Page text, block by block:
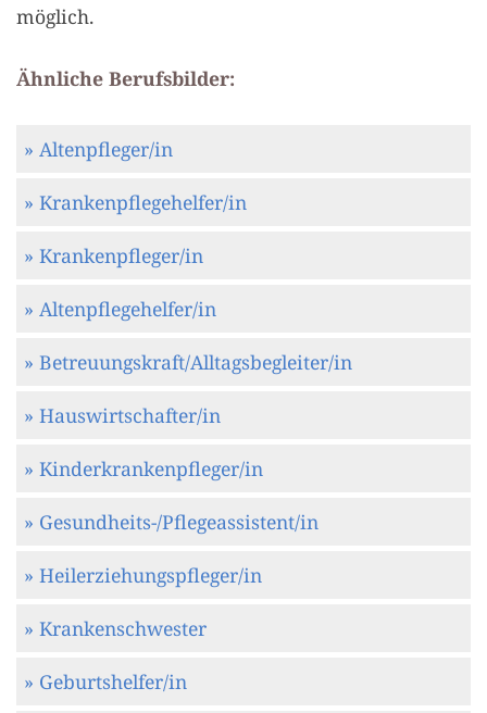
möglich.
Ähnliche Berufsbilder:
» Altenpfleger/in
» Krankenpflegehelfer/in
» Krankenpfleger/in
» Altenpflegehelfer/in
» Betreuungskraft/Alltagsbegleiter/in
» Hauswirtschafter/in
» Kinderkrankenpfleger/in
» Gesundheits-/Pflegeassistent/in
» Heilerziehungspfleger/in
» Krankenschwester
» Geburtshelfer/in